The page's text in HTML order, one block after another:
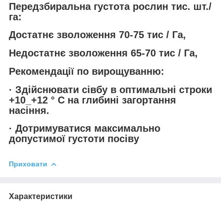
Передзбиральна густота рослин тис. шт./
га:
Достатнє зволоження 70-75 тис / Га,
Недостатнє зволоження 65-70 тис / Га,
Рекомендації по вирощуванню:
· Здійснювати сівбу в оптимальні строки
+10_+12 ° С на глибині загортання
насіння.
· Дотримуватися максимально
допустимої густоти посіву
Приховати
Характеристики